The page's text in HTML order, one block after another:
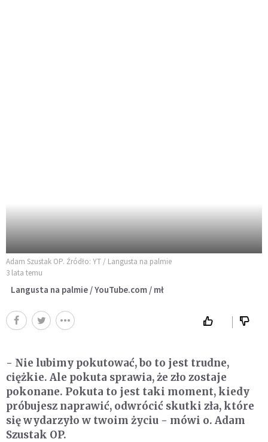
Adam Szustak OP. Źródło: YT / Langusta na palmie
3 lata temu
Langusta na palmie / YouTube.com / mł
- Nie lubimy pokutować, bo to jest trudne,
ciężkie. Ale pokuta sprawia, że zło zostaje
pokonane. Pokuta to jest taki moment, kiedy
próbujesz naprawić, odwrócić skutki zła, które
się wydarzyło w twoim życiu - mówi o. Adam
Szustak OP.